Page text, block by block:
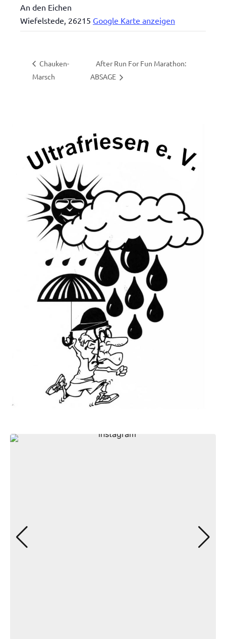
An den Eichen
Wiefelstede, 26215 Google Karte anzeigen
Chauken-
Marsch
After Run For Fun Marathon:
ABSAGE